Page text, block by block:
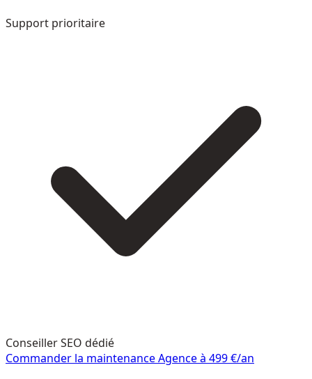
Support prioritaire
Conseiller SEO dédié
Commander la maintenance Agence à 499 €/an